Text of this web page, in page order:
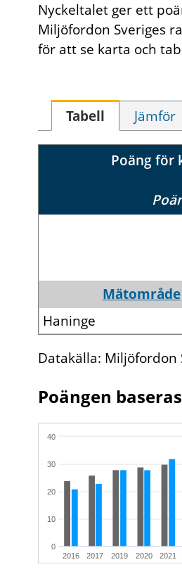
Nyckeltalet ger ett
Miljöfordon Sveriges
för att se karta och
Tabell Jämför
Poäng för
Mätområde
Haninge
Datakälla: Miljöfordon
Poängen
2016 2017 2019 2020 2021
0
10
20
30
40